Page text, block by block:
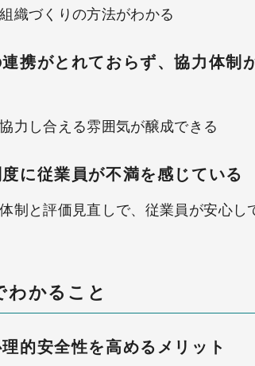
織づくりの方法がわかる
携がとれておらず、協力体制
力し合える雰囲気が醸成できる
に従業員が不満を感じている
制と評価見直しで、従業員が安心し
わかること
的安全性を高めるメリット